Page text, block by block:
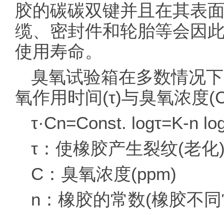
胶的碳碳双键并且在其表
缆、密封件和轮胎等会因
使用寿命。
臭氧试验箱在多数情况
氧作用时间(τ)与臭氧浓度
τ·Cn=Const. logτ=K-n
τ：使橡胶产生裂纹(老
C：臭氧浓度(ppm)
n：橡胶的常数(橡胶不